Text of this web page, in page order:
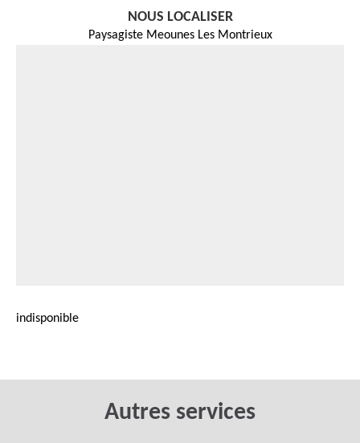
NOUS LOCALISER
Paysagiste Meounes Les Montrieux
indisponible
Autres services